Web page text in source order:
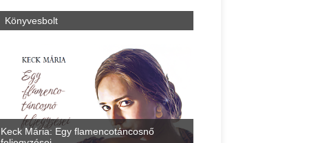
Könyvesbolt
Keck Mária: Egy flamencotáncosnő